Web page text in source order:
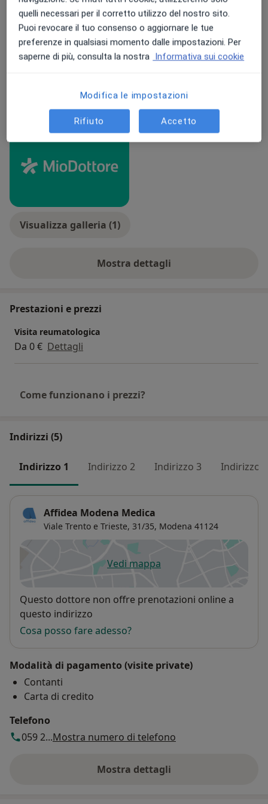
di Milano Clefi.
Principali patologie trattate
Artrite reumatoide Osteoporosi
Osteoartrosi
Artrite
Fibromialgia +5a11y_sr_more_diseases
Visualizza gli indirizzi (2)
Foto e video
Visualizza galleria (1)
Mostra dettagli
sull'esperienza
Prestazioni e prezzi
Visita reumatologica
Da 0 € Dettagli
Come funzionano i prezzi?
Indirizzi (5)
Indirizzo 1 Indirizzo 2 Indirizzo 3 Indirizzo 4
Affidea Modena Medica
Viale Trento e Trieste, 31/35, Modena 41124
Vedi mappasi apre in una nuova scheda
Disponibilità
Questo dottore non offre prenotazioni online a
questo indirizzo
Cosa posso fare adesso?
Modalità di pagamento (visite private)
Contanti
Carta di credito
Telefono
059 2...Mostra numero di telefono
Mostra dettagli
sull'indirizzo
quelli necessari per il corretto utilizzo del nostro sito.
Puoi revocare il tuo consenso o aggiornare le tue
preferenze in qualsiasi momento dalle impostazioni. Per
saperne di più, consulta la nostra Informativa sui cookie
Modifica le impostazioni
Rifiuto Accetto